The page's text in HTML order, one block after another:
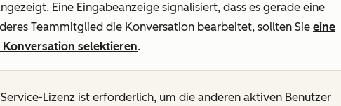
Eine Eingabeanzeige signalisiert, dass es gerade eine
Teammitglied die Konversation bearbeitet, sollten Sie eine
selektieren.
Service-Lizenz ist erforderlich, um die anderen aktiven Benutzer